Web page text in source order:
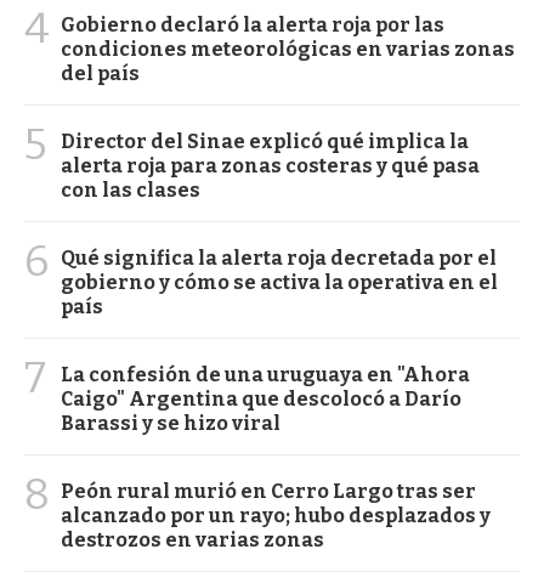
4 Gobierno declaró la alerta roja por las
condiciones meteorológicas en varias zonas
del país
5
Director del Sinae explicó qué implica la
alerta roja para zonas costeras y qué pasa
con las clases
6
Qué significa la alerta roja decretada por el
gobierno y cómo se activa la operativa en el
país
7
La confesión de una uruguaya en "Ahora
Caigo" Argentina que descolocó a Darío
Barassi y se hizo viral
8
Peón rural murió en Cerro Largo tras ser
alcanzado por un rayo; hubo desplazados y
destrozos en varias zonas